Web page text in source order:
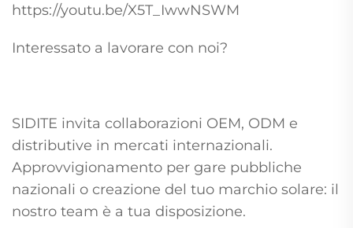
https://youtu.be/X5T_IwwNSWM
Interessato a lavorare con noi?
SIDITE invita collaborazioni OEM, ODM e
distributive in mercati internazionali.
Approvvigionamento per gare pubbliche
nazionali o creazione del tuo marchio solare: il
nostro team è a tua disposizione.